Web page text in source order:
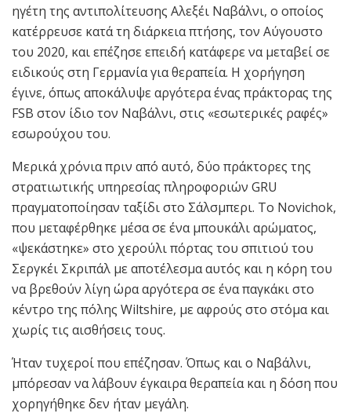
ηγέτη της αντιπολίτευσης Αλεξέι Ναβάλνι, ο οποίος
κατέρρευσε κατά τη διάρκεια πτήσης, τον Αύγουστο
του 2020, και επέζησε επειδή κατάφερε να μεταβεί σε
ειδικούς στη Γερμανία για θεραπεία. Η χορήγηση
έγινε, όπως αποκάλυψε αργότερα ένας πράκτορας της
FSB στον ίδιο τον Ναβάλνι, στις «εσωτερικές ραφές»
εσωρούχου του.
Μερικά χρόνια πριν από αυτό, δύο πράκτορες της
στρατιωτικής υπηρεσίας πληροφοριών GRU
πραγματοποίησαν ταξίδι στο Σάλσμπερι. Το Novichok,
που μεταφέρθηκε μέσα σε ένα μπουκάλι αρώματος,
«ψεκάστηκε» στο χερούλι πόρτας του σπιτιού του
Σεργκέι Σκριπάλ με αποτέλεσμα αυτός και η κόρη του
να βρεθούν λίγη ώρα αργότερα σε ένα παγκάκι στο
κέντρο της πόλης Wiltshire, με αφρούς στο στόμα και
χωρίς τις αισθήσεις τους.
Ήταν τυχεροί που επέζησαν. Όπως και ο Ναβάλνι,
μπόρεσαν να λάβουν έγκαιρα θεραπεία και η δόση που
χορηγήθηκε δεν ήταν μεγάλη.